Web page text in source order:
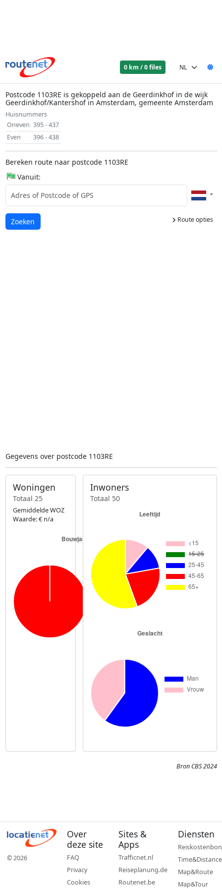
0 km / 0 files
Postcode 1103RE is gekoppeld aan de Geerdinkhof in de wijk
Geerdinkhof/Kantershof in Amsterdam, gemeente Amsterdam
Huisnummers
Oneven 395 - 437
Even
396 - 438
Bereken route naar postcode 1103RE
Vanuit:
Route opties
Laden...
Zoeken
Gegevens over postcode 1103RE
Woningen
Totaal 25
Gemiddelde WOZ
Waarde: € n/a
Inwoners
Totaal 50
Bron CBS 2024
© 2026
Over
deze site
FAQ
Privacy
Cookies
Sites &
Apps
Trafficnet.nl
Reiseplanung.de
Routenet.be
Diensten
Reiskostenbon
Time&Distance
Map&Route
Map&Tour